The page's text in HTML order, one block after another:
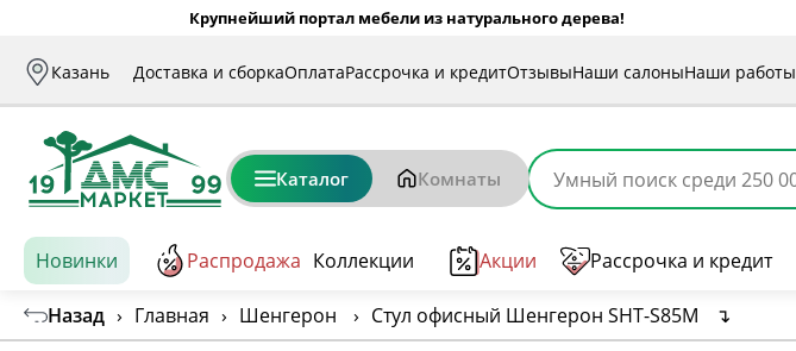
Крупнейший портал мебели из натурального дерева!
Казань Доставка и сборкаОплатаРассрочка и кредитОтзывыНаши салоныНаши работы
Каталог Комнаты
Новинки Распродажа Коллекции Акции Рассрочка и кредит
Назад › Главная › Шенгерон › Стул офисный Шенгерон SHT-S85М ↴